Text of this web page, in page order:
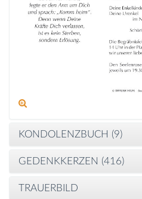
KONDOLENZBUCH (9)
GEDENKKERZEN (416)
TRAUERBILD